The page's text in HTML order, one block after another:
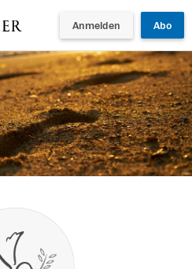
Anmelden Abo